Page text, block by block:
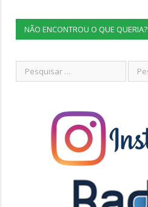
NÃO ENCONTROU O QUE QUERIA?